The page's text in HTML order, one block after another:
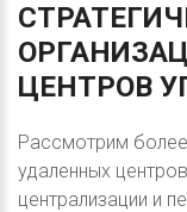
ЦЕНТРОВ
Рассмотрим
удаленных
централизации и